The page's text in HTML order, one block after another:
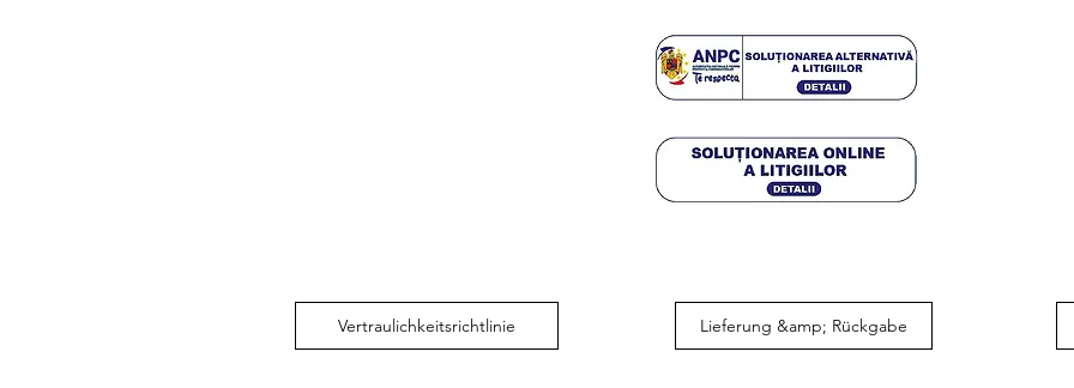
Vertraulichkeitsrichtlinie Lieferung &amp; Rückgabe